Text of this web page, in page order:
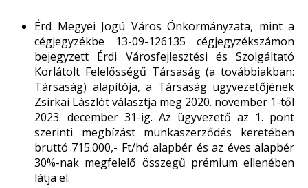
Érd Megyei Jogú Város Önkormányzata, mint a
cégjegyzékbe 13-09-126135 cégjegyzékszámon
bejegyzett Érdi Városfejlesztési és Szolgáltató
Korlátolt Felelősségű Társaság (a továbbiakban:
Társaság) alapítója, a Társaság ügyvezetőjének
Zsirkai Lászlót választja meg 2020. november 1-től
2023. december 31-ig. Az ügyvezető az 1. pont
szerinti megbízást munkaszerződés keretében
bruttó 715.000,- Ft/hó alapbér és az éves alapbér
30%-nak megfelelő összegű prémium ellenében
látja el.